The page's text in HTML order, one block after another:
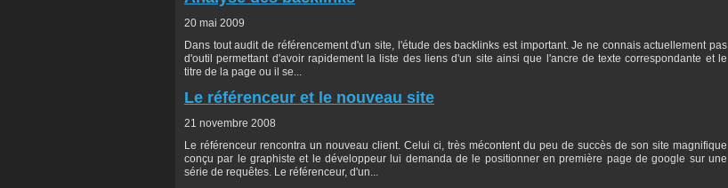
20 mai 2009
Dans tout audit de référencement d'un site, l'étude des backlinks est important. Je ne connais actuellement pas
d'outil permettant d'avoir rapidement la liste des liens d'un site ainsi que l'ancre de texte correspondante et le
titre de la page ou il se...
Le référenceur et le nouveau site
21 novembre 2008
Le référenceur rencontra un nouveau client. Celui ci, très mécontent du peu de succès de son site magnifique
conçu par le graphiste et le développeur lui demanda de le positionner en première page de google sur une
série de requêtes. Le référenceur, d'un...